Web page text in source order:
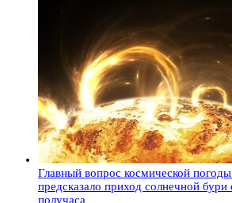
Главный вопрос космической
предсказало приход солнечной
получаса